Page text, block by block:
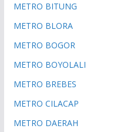
METRO BITUNG
METRO BLORA
METRO BOGOR
METRO BOYOLALI
METRO BREBES
METRO CILACAP
METRO DAERAH